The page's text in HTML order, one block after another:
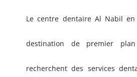
Le centre dentaire Al Nabil
destination de premier
recherchent des services